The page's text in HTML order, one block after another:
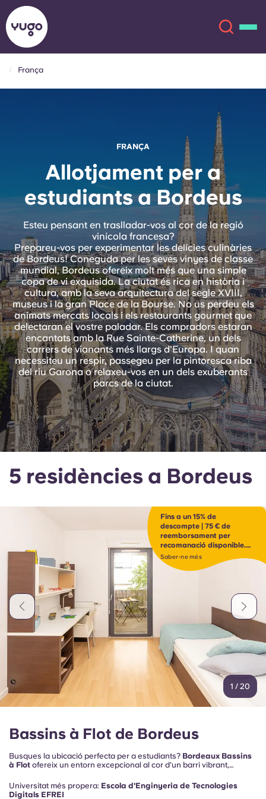
Compte Llengua
English (GB)
English (US)
Chinese
Español
Català
Deutsch
Italian
French
Portuguese
Selecciona un país
Selecciona una ciutat
Selecciona una residència
Inicia la sessió
Reserva ara
Español
Català Deutsch
Italian French
Portuguese
França
FRANÇA
Allotjament per a
estudiants a Bordeus
Esteu pensant en traslladar-vos al cor de la regió
vinícola francesa?
Prepareu-vos per experimentar les delícies culinàries
de Bordeus! Coneguda per les seves vinyes de classe
mundial, Bordeus ofereix molt més que una simple
copa de vi exquisida. La ciutat és rica en història i
cultura, amb la seva arquitectura del segle XVIII,
museus i la gran Place de la Bourse. No us perdeu els
animats mercats locals i els restaurants gourmet que
delectaran el vostre paladar. Els compradors estaran
encantats amb la Rue Sainte-Catherine, un dels
carrers de vianants més llargs d'Europa. I quan
necessiteu un respir, passegeu per la pintoresca riba
del riu Garona o relaxeu-vos en un dels exuberants
parcs de la ciutat.
5 residències a Bordeus
Fins a un 15% de
descompte | 75 € de
reemborsament per
recomanació disponible.
Fes clic per descobrir-ho
Saber-ne més
1 / 20
Bassins à Flot de Bordeus
Busques la ubicació perfecta per a estudiants? Bordeaux Bassins
à Flot ofereix un entorn excepcional al cor d'un barri vibrant,
la comoditat i el benestar. Apartaments moderns, un ambient animat
i un accés fàcil a la ciutat el converteixen en un lloc ideal per viure i
Universitat més propera: Escola d'Enginyeria de Tecnologies
Digitals EFREI